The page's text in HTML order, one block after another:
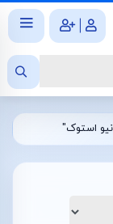
|